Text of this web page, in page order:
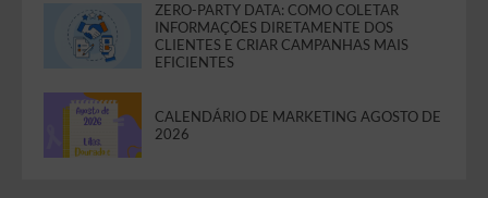
ZERO-PARTY DATA: COMO COLETAR
INFORMAÇÕES DIRETAMENTE DOS
CLIENTES E CRIAR CAMPANHAS MAIS
EFICIENTES
CALENDÁRIO DE MARKETING AGOSTO DE
2026